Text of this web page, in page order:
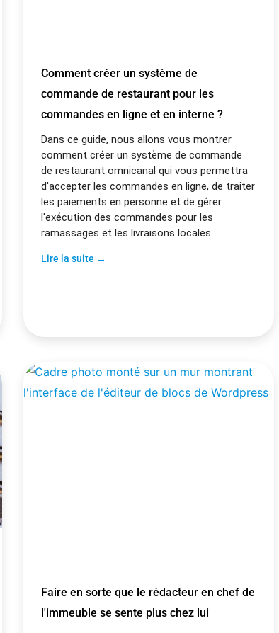
Comment créer un système de
commande de restaurant pour les
commandes en ligne et en interne ?
Dans ce guide, nous allons vous montrer
comment créer un système de commande
de restaurant omnicanal qui vous permettra
d'accepter les commandes en ligne, de traiter
les paiements en personne et de gérer
l'exécution des commandes pour les
ramassages et les livraisons locales.
Lire la suite →
Faire en sorte que le rédacteur en chef de
l'immeuble se sente plus chez lui